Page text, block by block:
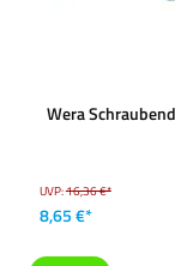
Wera
UVP:16,36 €*
8,65 €*